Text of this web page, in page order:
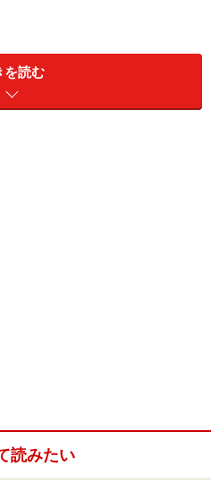
カー関連の商品をチェッ
を読む
読みたい